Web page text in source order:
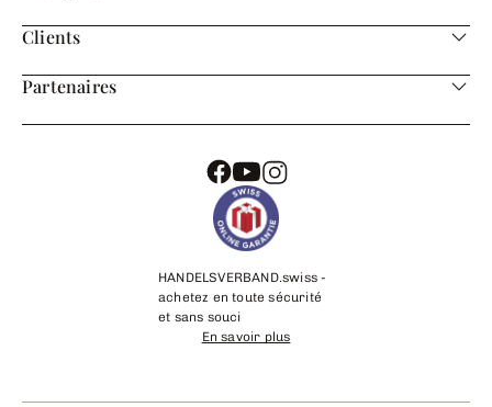
Clients
Partenaires
HANDELSVERBAND.swiss -
achetez en toute sécurité
et sans souci
En savoir plus